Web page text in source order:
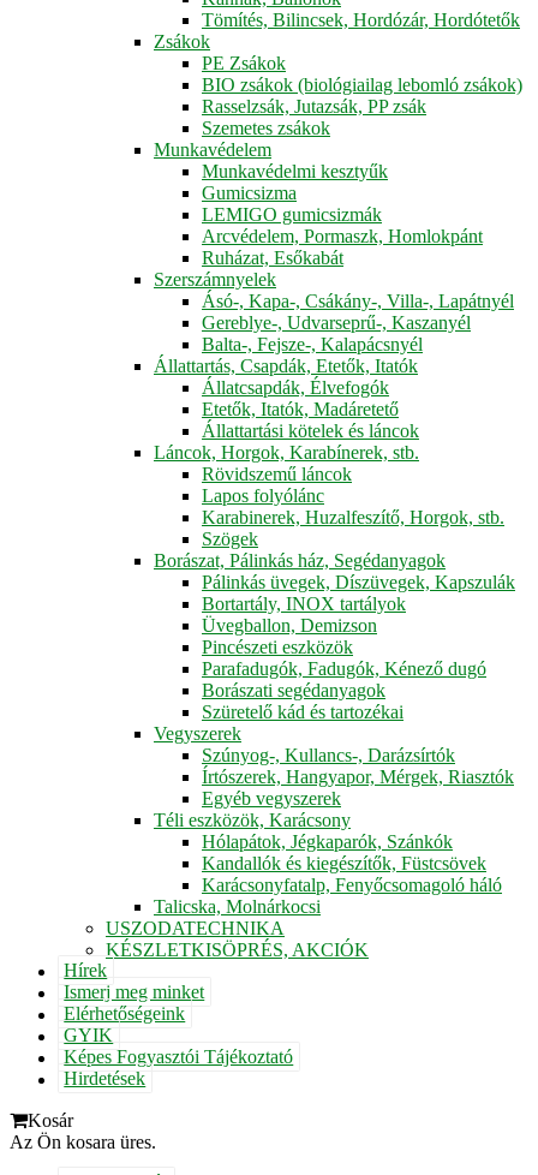
Tömítés, Bilincsek, Hordózár, Hordótetők
Zsákok
PE Zsákok
BIO zsákok (biológiailag lebomló zsákok)
Rasselzsák, Jutazsák, PP zsák
Szemetes zsákok
Munkavédelem
Munkavédelmi kesztyűk
Gumicsizma
LEMIGO gumicsizmák
Arcvédelem, Pormaszk, Homlokpánt
Ruházat, Esőkabát
Szerszámnyelek
Ásó-, Kapa-, Csákány-, Villa-, Lapátnyél
Gereblye-, Udvarseprű-, Kaszanyél
Balta-, Fejsze-, Kalapácsnyél
Állattartás, Csapdák, Etetők, Itatók
Állatcsapdák, Élvefogók
Etetők, Itatók, Madáretető
Állattartási kötelek és láncok
Láncok, Horgok, Karabínerek, stb.
Rövidszemű láncok
Lapos folyólánc
Karabinerek, Huzalfeszítő, Horgok, stb.
Szögek
Borászat, Pálinkás ház, Segédanyagok
Pálinkás üvegek, Díszüvegek, Kapszulák
Bortartály, INOX tartályok
Üvegballon, Demizson
Pincészeti eszközök
Parafadugók, Fadugók, Kénező dugó
Borászati segédanyagok
Szüretelő kád és tartozékai
Vegyszerek
Szúnyog-, Kullancs-, Darázsírtók
Írtószerek, Hangyapor, Mérgek, Riasztók
Egyéb vegyszerek
Téli eszközök, Karácsony
Hólapátok, Jégkaparók, Szánkók
Kandallók és kiegészítők, Füstcsövek
Karácsonyfatalp, Fenyőcsomagoló háló
Talicska, Molnárkocsi
USZODATECHNIKA
KÉSZLETKISÖPRÉS, AKCIÓK
Hírek
Ismerj meg minket
Elérhetőségeink
GYIK
Képes Fogyasztói Tájékoztató
Hirdetések
Kosár
Az Ön kosara üres.